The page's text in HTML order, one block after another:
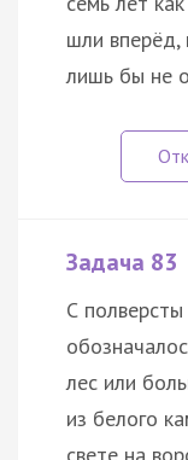
шли вперёд,
лишь бы не
Задача 83
С
лес или
из белого